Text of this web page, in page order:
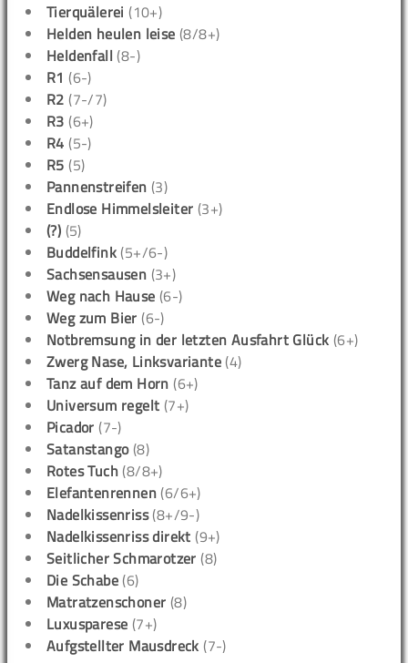
Tierquälerei (10+)
Helden heulen leise (8/8+)
Heldenfall (8-)
R1 (6-)
R2 (7-/7)
R3 (6+)
R4 (5-)
R5 (5)
Pannenstreifen (3)
Endlose Himmelsleiter (3+)
(?) (5)
Buddelfink (5+/6-)
Sachsensausen (3+)
Weg nach Hause (6-)
Weg zum Bier (6-)
Notbremsung in der letzten Ausfahrt Glück (6+)
Zwerg Nase, Linksvariante (4)
Tanz auf dem Horn (6+)
Universum regelt (7+)
Picador (7-)
Satanstango(8)
Rotes Tuch (8/8+)
Elefantenrennen (6/6+)
Nadelkissenriss(8+/9-)
Nadelkissenriss direkt (9+)
Seitlicher Schmarotzer (8)
Die Schabe (6)
Matratzenschoner (8)
Luxusparese (7+)
Aufgstellter Mausdreck (7-)